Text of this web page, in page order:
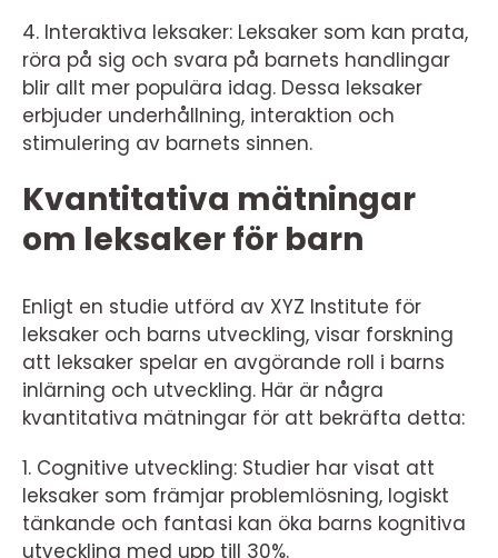
4. Interaktiva leksaker: Leksaker som kan prata,
röra på sig och svara på barnets handlingar
blir allt mer populära idag. Dessa leksaker
erbjuder underhållning, interaktion och
stimulering av barnets sinnen.
Kvantitativa mätningar
om leksaker för barn
Enligt en studie utförd av XYZ Institute för
leksaker och barns utveckling, visar forskning
att leksaker spelar en avgörande roll i barns
inlärning och utveckling. Här är några
kvantitativa mätningar för att bekräfta detta:
1. Cognitive utveckling: Studier har visat att
leksaker som främjar problemlösning, logiskt
tänkande och fantasi kan öka barns kognitiva
utveckling med upp till 30%.